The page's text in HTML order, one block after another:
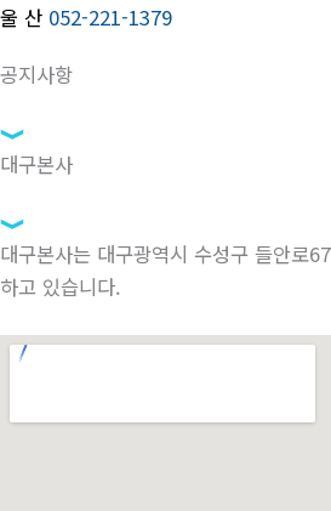
울 산 052-221-1379
공지사항
대구본사
대구본사는 대구광역시 수성구 들안로
하고 있습니다.